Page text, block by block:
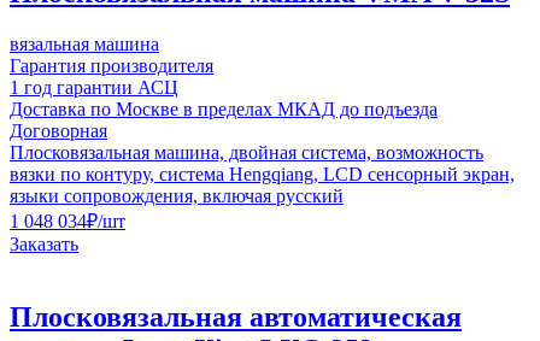
вязальная машина
Гарантия производителя
1 год гарантии АСЦ
Доставка по Москве в пределах МКАД до подъезда
Договорная
Плосковязальная машина, двойная система, возможность
вязки по контуру, система Hengqiang, LCD сенсорный экран,
языки сопровождения, включая русский
1 048 034₽/шт
Заказать
Плосковязальная автоматическая